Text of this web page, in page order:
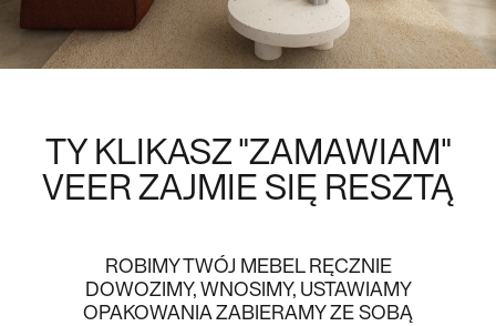
TY KLIKASZ "ZAMAWIAM"
VEER ZAJMIE SIĘ RESZTĄ
ROBIMY TWÓJ MEBEL RĘCZNIE
DOWOZIMY, WNOSIMY, USTAWIAMY
OPAKOWANIA ZABIERAMY ZE SOBĄ